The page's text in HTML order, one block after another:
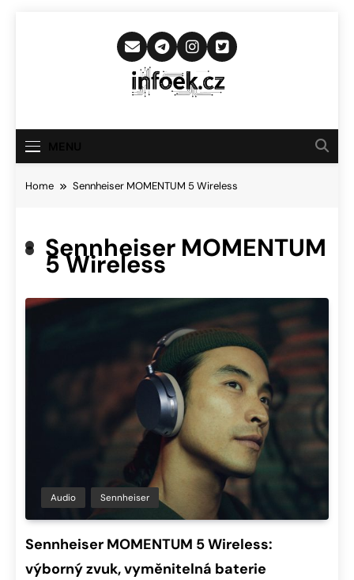
Infoek.cz
Novinkám
Home Sennheiser MOMENTUM 5 Wireless
Sennheiser MOMENTUM
5 Wireless
Audio Sennheiser
Sennheiser MOMENTUM 5 Wireless:
výborný zvuk, vyměnitelná baterie